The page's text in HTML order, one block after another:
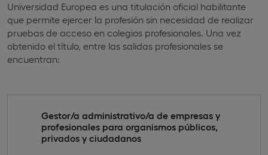
Universidad Europea es una titulación oficial habilitante
que permite ejercer la profesión sin necesidad de realizar
pruebas de acceso en colegios profesionales. Una vez
obtenido el título, entre las salidas profesionales se
encuentran:
Gestor/a administrativo/a de empresas y
profesionales para organismos públicos,
privados y ciudadanos